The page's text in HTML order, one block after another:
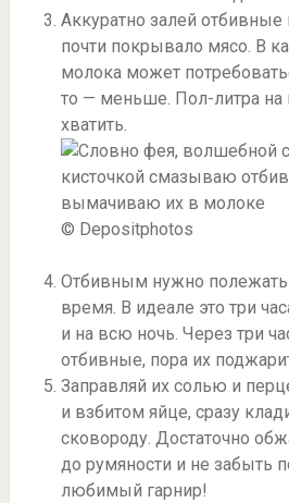
Аккуратно залей
почти покрывало мясо. В
молока может
то — меньше. Пол-литра на
хватить.
© Depositphotos
Отбивным нужно
время. В идеале это три
и на всю ночь. Через три
отбивные, пора их
Заправляй их солью и
и взбитом яйце, сразу
сковороду. Достаточно
до румяности и не забыть
любимый гарнир!